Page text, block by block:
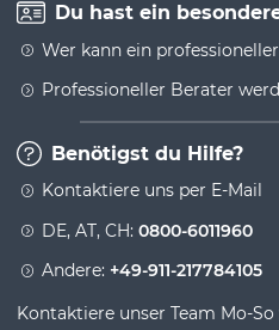
Du hast ein
Wer kann ein
Professioneller Berater
Benötigst du Hilfe?
Kontaktiere uns per E-Mail
DE, AT, CH: 0800-6011960
Andere: +49-911-217784105
Kontaktiere unser Team Mo-